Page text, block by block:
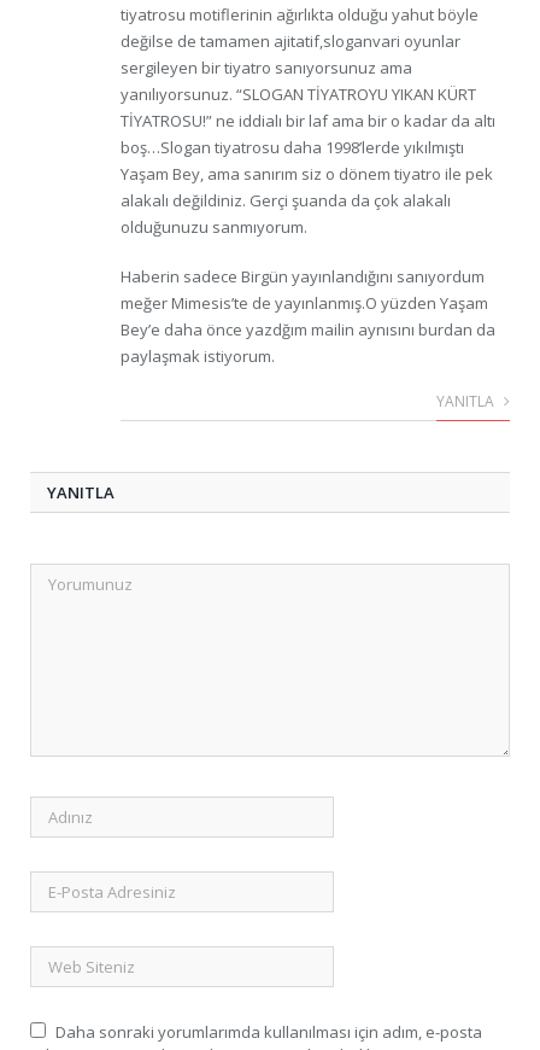
tiyatrosu motiflerinin ağırlıkta olduğu yahut böyle
değilse de tamamen ajitatif,sloganvari oyunlar
sergileyen bir tiyatro sanıyorsunuz ama
yanılıyorsunuz. “SLOGAN TİYATROYU YIKAN KÜRT
TİYATROSU!” ne iddialı bir laf ama bir o kadar da altı
boş…Slogan tiyatrosu daha 1998’lerde yıkılmıştı
Yaşam Bey, ama sanırım siz o dönem tiyatro ile pek
alakalı değildiniz. Gerçi şuanda da çok alakalı
olduğunuzu sanmıyorum.
Haberin sadece Birgün yayınlandığını sanıyordum
meğer Mimesis’te de yayınlanmış.O yüzden Yaşam
Bey’e daha önce yazdğım mailin aynısını burdan da
paylaşmak istiyorum.
YANITLA
YANITLA
Daha sonraki yorumlarımda kullanılması için adım, e-posta